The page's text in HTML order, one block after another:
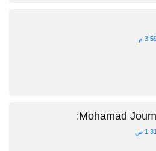
Mohamad
: